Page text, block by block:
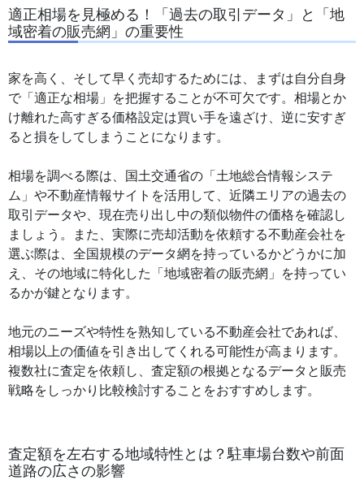
適正相場を見極める！「過去の取引データ」と「地
域密着の販売網」の重要性
家を高く、そして早く売却するためには、まずは自分自身
で「適正な相場」を把握することが不可欠です。相場とか
け離れた高すぎる価格設定は買い手を遠ざけ、逆に安すぎ
ると損をしてしまうことになります。
相場を調べる際は、国土交通省の「土地総合情報システ
ム」や不動産情報サイトを活用して、近隣エリアの過去の
取引データや、現在売り出し中の類似物件の価格を確認し
ましょう。また、実際に売却活動を依頼する不動産会社を
選ぶ際は、全国規模のデータ網を持っているかどうかに加
え、その地域に特化した「地域密着の販売網」を持ってい
るかが鍵となります。
地元のニーズや特性を熟知している不動産会社であれば、
相場以上の価値を引き出してくれる可能性が高まります。
複数社に査定を依頼し、査定額の根拠となるデータと販売
戦略をしっかり比較検討することをおすすめします。
査定額を左右する地域特性とは？駐車場台数や前面
道路の広さの影響